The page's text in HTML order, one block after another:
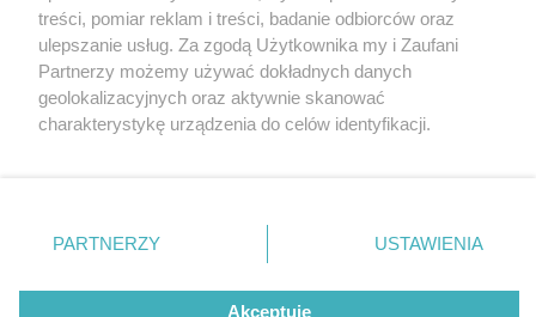
Nie zapomnij
zapoznać się z:
polityką prywatności
Twojemiasto
Piekary Śląskie
Chorzów
Tarnowskie Góry
Gliwice
Skontakuj sięz nami
Kontakt
Redakcja
Newsletter
treści, pomiar reklam i treści, badanie odbiorców oraz
ulepszanie usług. Za zgodą Użytkownika my i Zaufani
Partnerzy możemy używać dokładnych danych
geolokalizacyjnych oraz aktywnie skanować
charakterystykę urządzenia do celów identyfikacji.
zmienić/wycofać klikając przycisk ustawień prywatności
znajdujący się w lewym dolnym rogu strony
rodzaje przetwarzania danych nie wymagają zgody
użytkownika, ale masz prawo sprzeciwić się takiemu
PARTNERZY USTAWIENIA
Akceptuję